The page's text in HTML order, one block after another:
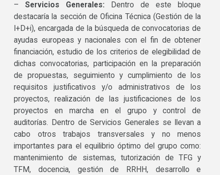
–Servicios Generales: Dentro de este bloque
destacaría la sección de Oficina Técnica (Gestión de la
I+D+i), encargada de la búsqueda de convocatorias de
ayudas europeas y nacionales con el fin de obtener
financiación, estudio de los criterios de elegibilidad de
dichas convocatorias, participación en la preparación
de propuestas, seguimiento y cumplimiento de los
requisitos justificativos y/o administrativos de los
proyectos, realización de las justificaciones de los
proyectos en marcha en el grupo y control de
auditorías. Dentro de Servicios Generales se llevan a
cabo otros trabajos transversales y no menos
importantes para el equilibrio óptimo del grupo como:
mantenimiento de sistemas, tutorización de TFG y
TFM, docencia, gestión de RRHH, desarrollo e